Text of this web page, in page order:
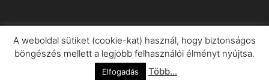
Impresszum Adatkezelési Információ
©
A weboldal sütiket (cookie-kat) használ, hogy biztonságos
böngészés mellett a legjobb felhasználói élményt nyújtsa.
Elfogadás Több...